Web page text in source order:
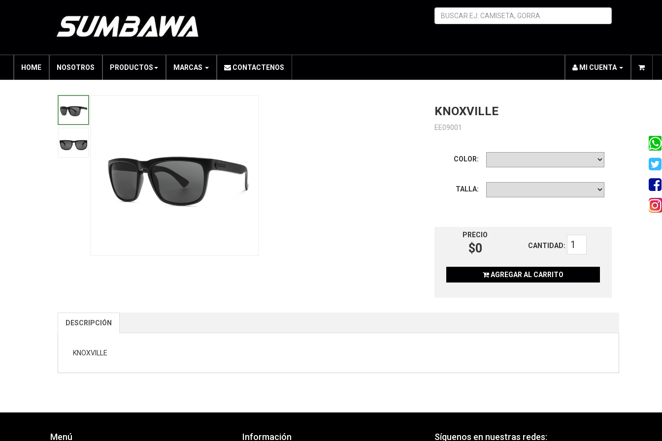
HOME NOSOTROS PRODUCTOS MARCAS CONTACTENOS MI CUENTA
KNOXVILLE
EE09001
COLOR:
TALLA:
PRECIO
$0 CANTIDAD:
AGREGAR AL CARRITO
DESCRIPCIÓN
KNOXVILLE
Menú Información Síguenos en nuestras redes: